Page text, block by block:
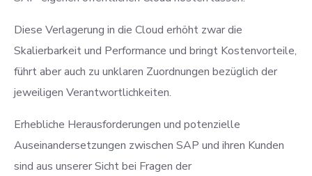
Diese Verlagerung in die Cloud erhöht zwar die
Skalierbarkeit und Performance und bringt Kostenvorteile,
führt aber auch zu unklaren Zuordnungen bezüglich der
jeweiligen Verantwortlichkeiten.
Erhebliche Herausforderungen und potenzielle
Auseinandersetzungen zwischen SAP und ihren Kunden
sind aus unserer Sicht bei Fragen der